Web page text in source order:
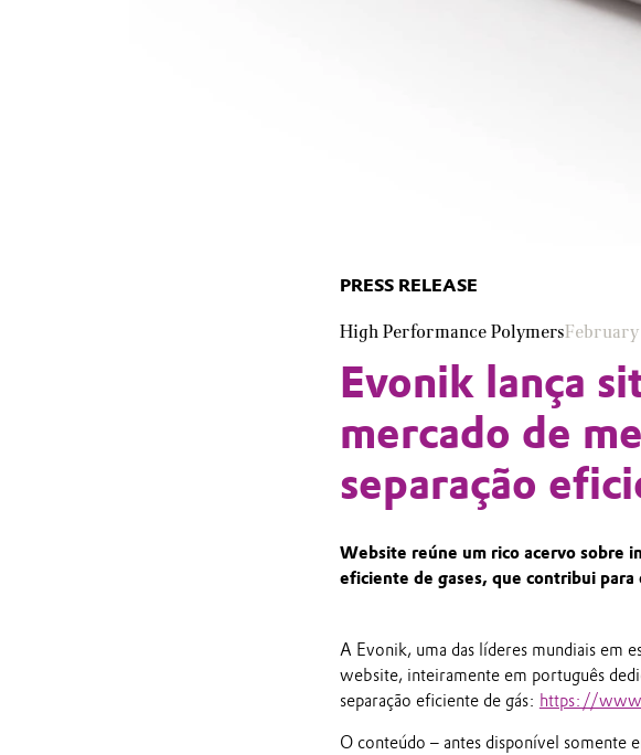
PRESS RELEASE
High Performance Polymers
Evonik lança
mercado de
separação
Website reúne um rico acervo sobre
eficiente de gases, que contribui
A Evonik, uma das líderes mundiais em
website, inteiramente em português
separação eficiente de gás: https://
O conteúdo – antes disponível somente